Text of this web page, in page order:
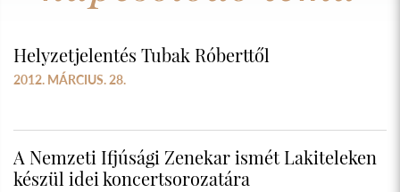
Helyzetjelentés Tubak Róberttől
2012. MÁRCIUS. 28.
A Nemzeti Ifjúsági Zenekar ismét Lakiteleken
készül idei koncertsorozatára